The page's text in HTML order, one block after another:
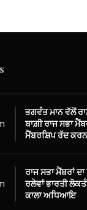
ਭਗਵੰਤ ਮਾਨ ਵੱਲੋਂ
ਬਾਗ਼ੀ ਰਾਜ ਸਭਾ
ਮੈਂਬਰਸ਼ਿਪ ਰੱਦ
ਰਾਜ ਸਭਾ ਮੈਂਬਰਾਂ ਦਾ
ਰਲੇਵਾਂ ਭਾਰਤੀ
ਕਾਲਾ ਅਧਿਆਇ